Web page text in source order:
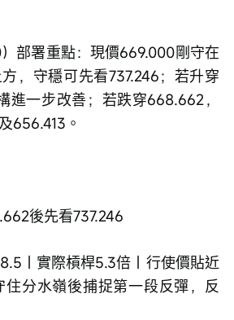
部署重點：現價669.000剛守在
，守穩可先看737.246；若升穿
進一步改善；若跌穿668.662，
656.413。
後先看737.246
｜實際槓桿5.3倍｜行使價貼近
分水嶺後捕捉第一段反彈，反